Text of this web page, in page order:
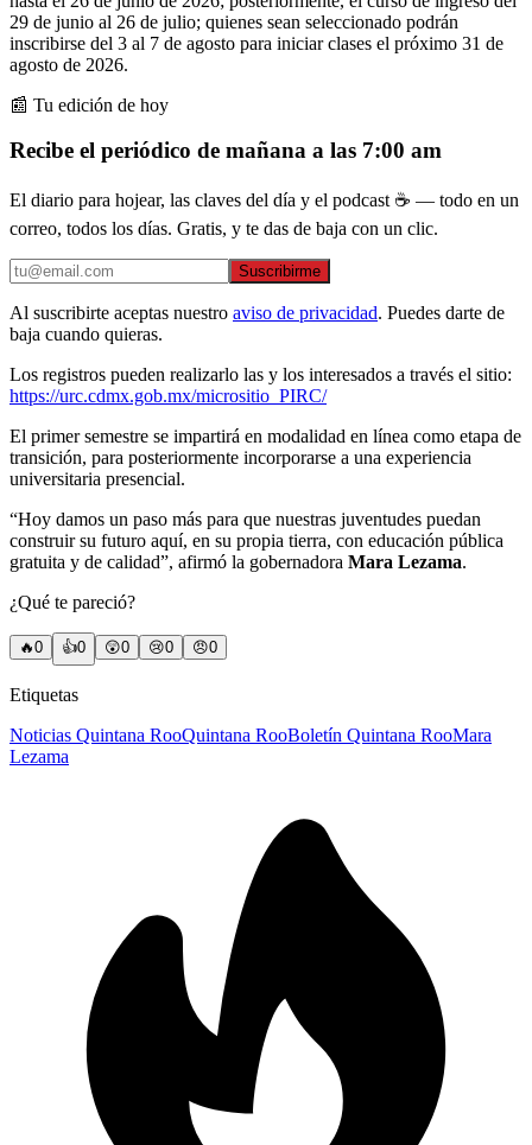
29 de junio al 26 de julio; quienes sean seleccionado podrán
inscribirse del 3 al 7 de agosto para iniciar clases el próximo 31 de
agosto de 2026.
📰 Tu edición de hoy
Recibe el periódico de mañana a las 7:00 am
El diario para hojear, las claves del día y el podcast ☕ — todo en un
correo, todos los días. Gratis, y te das de baja con un clic.
Suscribirme
Al suscribirte aceptas nuestro aviso de privacidad. Puedes darte de
baja cuando quieras.
Los registros pueden realizarlo las y los interesados a través el sitio:
https://urc.cdmx.gob.mx/micrositio_PIRC/
El primer semestre se impartirá en modalidad en línea como etapa de
transición, para posteriormente incorporarse a una experiencia
universitaria presencial.
“Hoy damos un paso más para que nuestras juventudes puedan
construir su futuro aquí, en su propia tierra, con educación pública
gratuita y de calidad”, afirmó la gobernadora Mara Lezama.
¿Qué te pareció?
🔥0 👍0 😲0 😢0 😠0
Etiquetas
Noticias Quintana RooQuintana RooBoletín Quintana RooMara
Lezama